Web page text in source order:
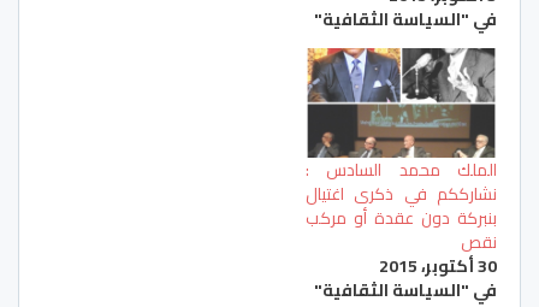
في "السياسة الثقافية"
الملك محمد السادس :
نشارككم في ذكرى اغتيال
بنبركة دون عقدة أو مركب
نقص
30 أكتوبر، 2015
في "السياسة الثقافية"